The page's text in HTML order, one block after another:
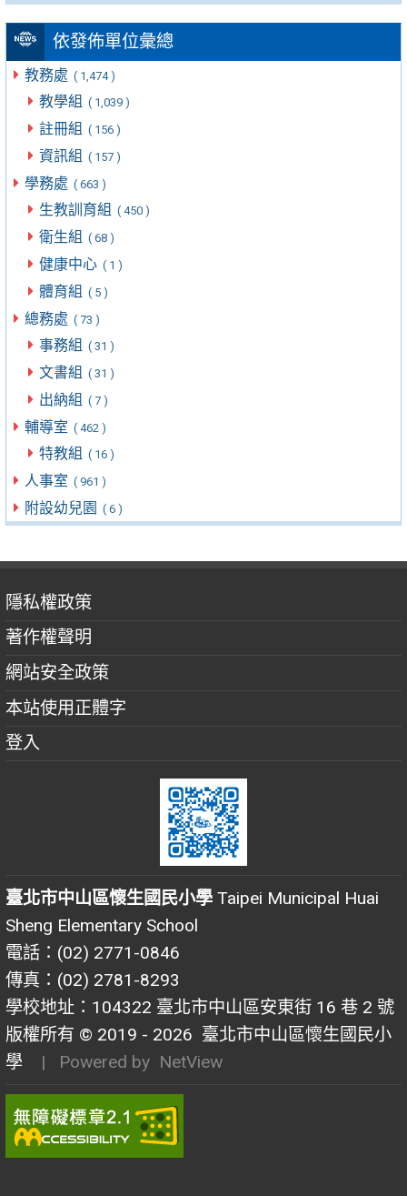
依發佈單位彙總
教務處 ( 1,474 )
教學組 ( 1,039 )
註冊組 ( 156 )
資訊組 ( 157 )
學務處 ( 663 )
生教訓育組 ( 450 )
衛生組 ( 68 )
健康中心 ( 1 )
體育組 ( 5 )
總務處 ( 73 )
事務組 ( 31 )
文書組 ( 31 )
出納組 ( 7 )
輔導室 ( 462 )
特教組 ( 16 )
人事室 ( 961 )
附設幼兒園 ( 6 )
隱私權政策
著作權聲明
網站安全政策
本站使用正體字
登入
臺北市中山區懷生國民小學 Taipei Municipal Huai
Sheng Elementary School
電話：(02) 2771-0846
傳真：(02) 2781-8293
學校地址：104322 臺北市中山區安東街 16 巷 2 號
版權所有 © 2019 - 2026 臺北市中山區懷生國民小
學
| Powered by NetView